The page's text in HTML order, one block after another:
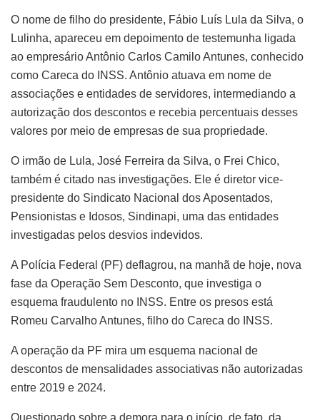
O nome de filho do presidente, Fábio Luís Lula da Silva, o
Lulinha, apareceu em depoimento de testemunha ligada
ao empresário Antônio Carlos Camilo Antunes, conhecido
como Careca do INSS. Antônio atuava em nome de
associações e entidades de servidores, intermediando a
autorização dos descontos e recebia percentuais desses
valores por meio de empresas de sua propriedade.
O irmão de Lula, José Ferreira da Silva, o Frei Chico,
também é citado nas investigações. Ele é diretor vice-
presidente do Sindicato Nacional dos Aposentados,
Pensionistas e Idosos, Sindinapi, uma das entidades
investigadas pelos desvios indevidos.
A Polícia Federal (PF) deflagrou, na manhã de hoje, nova
fase da Operação Sem Desconto, que investiga o
esquema fraudulento no INSS. Entre os presos está
Romeu Carvalho Antunes, filho do Careca do INSS.
A operação da PF mira um esquema nacional de
descontos de mensalidades associativas não autorizadas
entre 2019 e 2024.
Questionado sobre a demora para o início, de fato, da